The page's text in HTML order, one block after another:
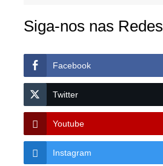
Siga-nos nas Redes
Facebook
Twitter
Youtube
Instagram